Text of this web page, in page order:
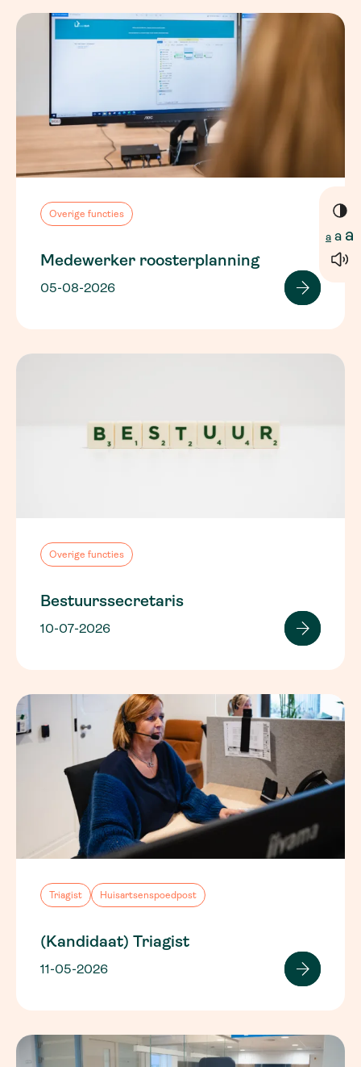
a a a
Overige functies
Medewerker roosterplanning
05-08-2026
Overige functies
Bestuurssecretaris
10-07-2026
Triagist Huisartsenspoedpost
(Kandidaat) Triagist
11-05-2026